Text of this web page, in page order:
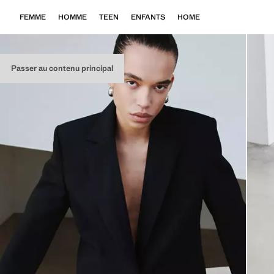
Passer au contenu principal
FEMME HOMME TEEN ENFANTS HOME